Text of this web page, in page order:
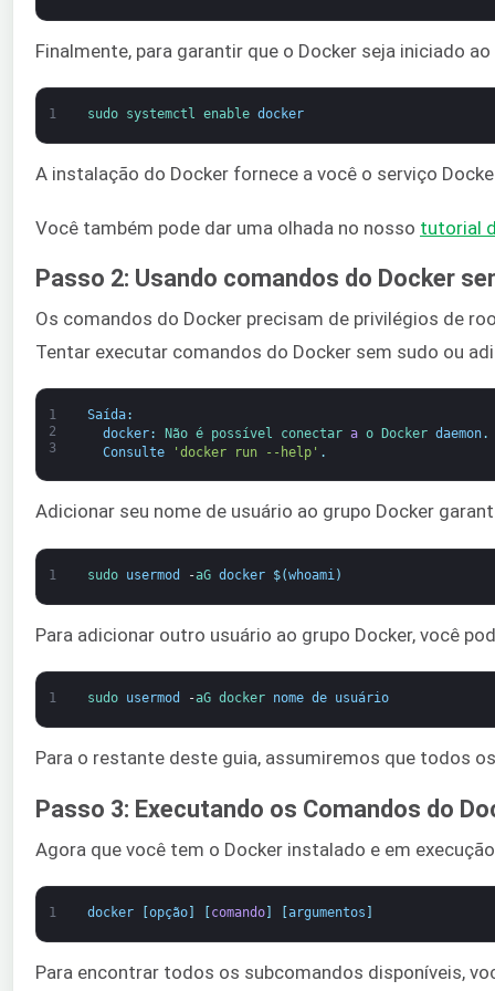
Finalmente, para garantir que o Docker seja iniciado
1 sudo systemctl enable docker
A instalação do Docker fornece a você o serviço
Você também pode dar uma olhada no nosso tutorial
Passo 2: Usando comandos do Docker
Os comandos do Docker precisam de privilégios de
Tentar executar comandos do Docker sem sudo ou
1
2
3
Saída:
docker: Não é possível conectar a o Docker daemon.
Consulte
'docker run --help' .
Adicionar seu nome de usuário ao grupo Docker
1 sudo usermod -aG docker $(whoami)
Para adicionar outro usuário ao grupo Docker, você
1 sudo usermod -aG docker nome de usuário
Para o restante deste guia, assumiremos que todos
Passo 3: Executando os Comandos do
Agora que você tem o Docker instalado e em
1 docker opção] comando] argumentos
Para encontrar todos os subcomandos disponíveis,